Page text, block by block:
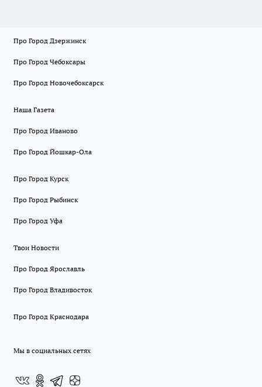
Про Город Дзержинск
Про Город Чебоксары
Про Город Новочебоксарск
Наша Газета
Про Город Иваново
Про Город Йошкар-Ола
Про Город Курск
Про Город Рыбинск
Про Город Уфа
Твои Новости
Про Город Ярославль
Про Город Владивосток
Про Город Краснодара
Мы в социальных сетях